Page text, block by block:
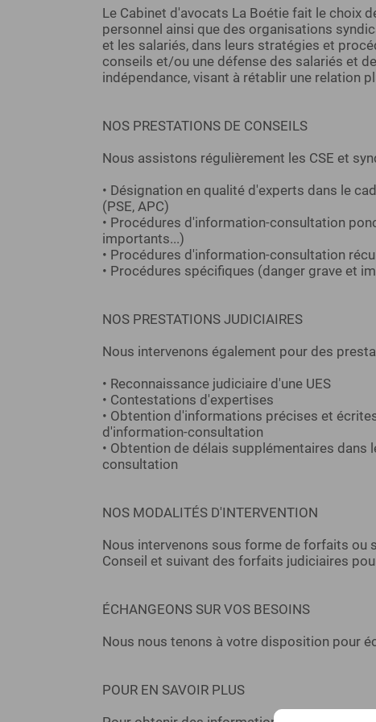
Le Cabinet d'avocats La Boétie fait le choix
personnel ainsi que des organisations
et les salariés, dans leurs stratégies et
conseils et/ou une défense des salariés et
indépendance, visant à rétablir une relation
NOS PRESTATIONS DE CONSEILS
Nous assistons régulièrement les CSE et
• Désignation en qualité d'experts dans le
(PSE, APC)
• Procédures d'information-consultation
importants...)
• Procédures d'information-consultation
• Procédures spécifiques (danger grave et
NOS PRESTATIONS JUDICIAIRES
Nous intervenons également pour des
• Reconnaissance judiciaire d'une UES
• Contestations d'expertises
• Obtention d'informations précises et
d'information-consultation
• Obtention de délais supplémentaires
consultation
NOS MODALITÉS D'INTERVENTION
Nous intervenons sous forme de forfaits ou
Conseil et suivant des forfaits judiciaires
ÉCHANGEONS SUR VOS BESOINS
Nous nous tenons à votre disposition pour
POUR EN SAVOIR PLUS